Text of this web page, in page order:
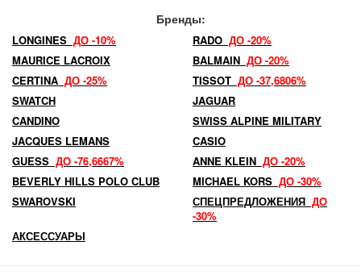
Бренды:
LONGINES ДО -10% RADO ДО -20%
MAURICE LACROIX
BALMAIN ДО -20%
CERTINA ДО -25% TISSOT ДО -37,6806%
SWATCH
JAGUAR
CANDINO
SWISS ALPINE MILITARY
JACQUES LEMANS
CASIO
GUESS ДО -76,6667% ANNE KLEIN ДО -20%
BEVERLY HILLS POLO CLUB
MICHAEL KORS ДО -30%
SWAROVSKI
СПЕЦПРЕДЛОЖЕНИЯ ДО
-30%
АКСЕССУАРЫ